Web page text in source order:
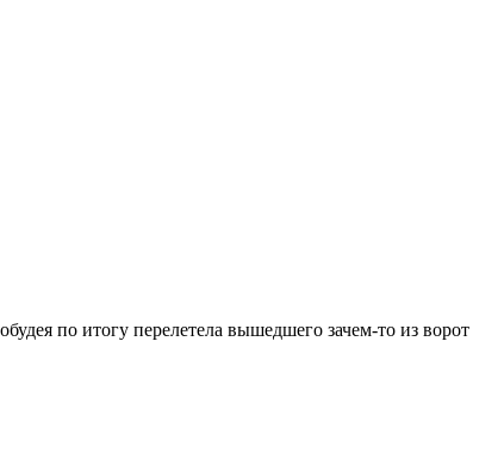
по итогу перелетела вышедшего зачем-то из ворот